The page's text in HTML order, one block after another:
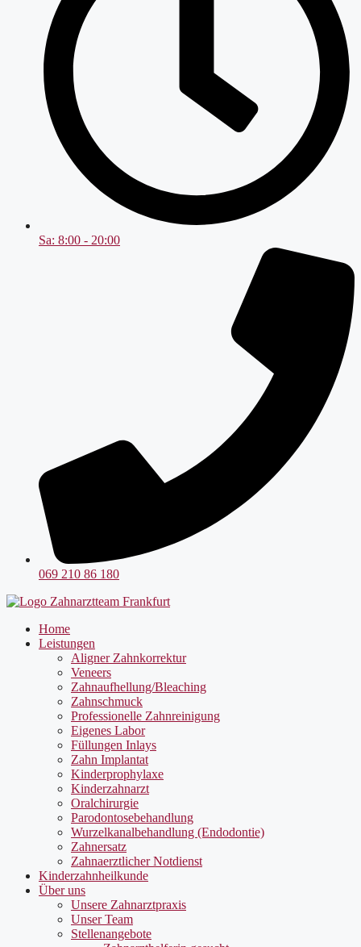
Sa: 8:00 - 20:00
069 210 86 180
Home
Leistungen
Aligner Zahnkorrektur
Veneers
Zahnaufhellung/Bleaching
Zahnschmuck
Professionelle Zahnreinigung
Eigenes Labor
Füllungen Inlays
Zahn Implantat
Kinderprophylaxe
Kinderzahnarzt
Oralchirurgie
Parodontosebehandlung
Wurzelkanalbehandlung (Endodontie)
Zahnersatz
Zahnaerztlicher Notdienst
Kinderzahnheilkunde
Über uns
Unsere Zahnarztpraxis
Unser Team
Stellenangebote